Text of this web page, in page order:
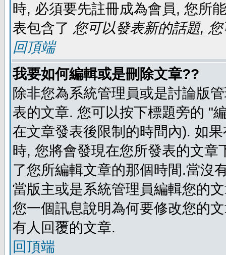
時, 必須要先註冊成為會員, 您所
表包含了 您可以發表新的話題,
回頂端
我要如何編輯或是刪除文章??
除非您為系統管理員或是討論版
表的文章. 您可以按下標題旁的 "
在文章發表後限制的時間內). 如
時, 您將會發現在您所發表的文
了您所編輯文章的那個時間.當沒
當版主或是系統管理員編輯您的
您一個訊息說明為何要修改您的
有人回覆的文章.
回頂端